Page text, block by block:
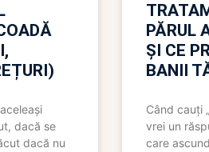
dacă se
dacă nu
PĂRUL
ȘI CE
BANII
Când cauți
vrei un
care